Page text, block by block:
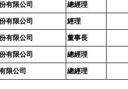
有限公司 總經理
有限公司 經理
有限公司 董事長
有限公司 總經理
限公司 總經理